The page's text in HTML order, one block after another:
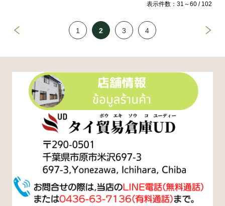
表示件数：31～60 / 102
1 2 3 4